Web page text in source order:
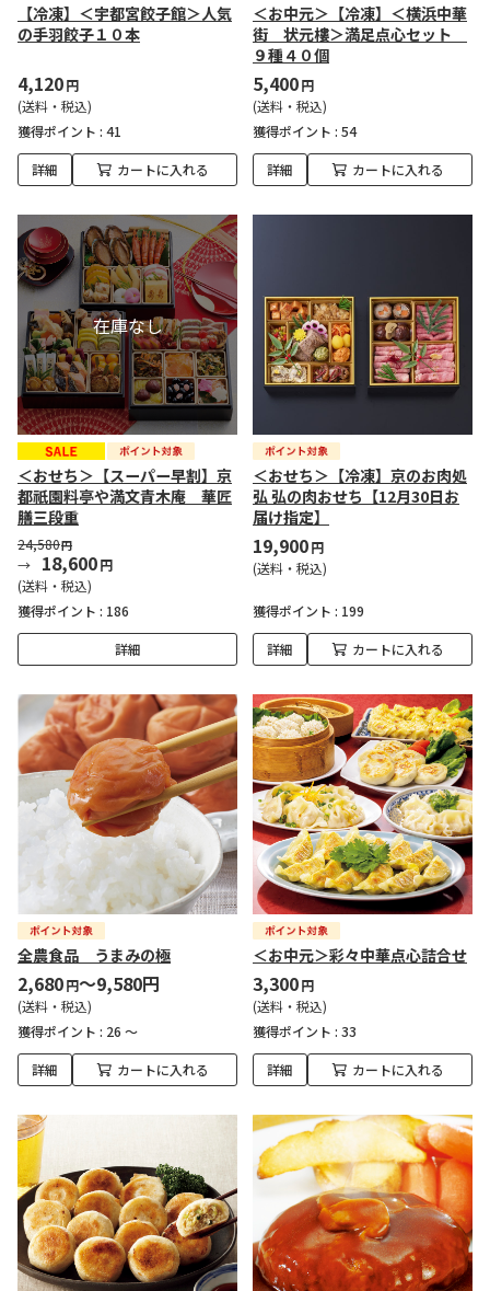
【冷凍】＜宇都宮餃子館＞人気
の手羽餃子１０本
4,120円
(送料・税込)
獲得ポイント : 41
詳細 カートに入れる
＜お中元＞【冷凍】＜横浜中華
街 状元樓＞満足点心セット
９種４０個
5,400円
(送料・税込)
獲得ポイント : 54
詳細 カートに入れる
＜おせち＞【スーパー早割】京
都祇園料亭や満文青木庵 華匠
膳三段重
24,580円
18,600円
(送料・税込)
獲得ポイント : 186
詳細
＜おせち＞【冷凍】京のお肉処
弘 弘の肉おせち【12月30日お
届け指定】
19,900円
(送料・税込)
獲得ポイント : 199
詳細 カートに入れる
全農食品 うまみの極
2,680円～9,580円
(送料・税込)
獲得ポイント : 26 ～
詳細 カートに入れる
＜お中元＞彩々中華点心詰合せ
3,300円
(送料・税込)
獲得ポイント : 33
詳細 カートに入れる